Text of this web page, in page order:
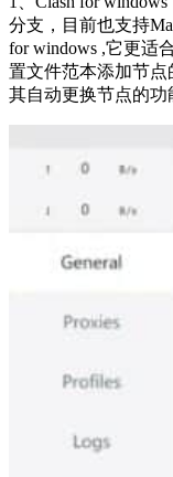
分支，目前也支持
for windows ,它更适
置文件范本添加节
其自动更换节点的功